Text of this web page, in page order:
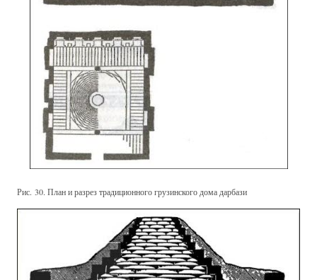
Рис. 30. План и разрез традиционного грузинского дома дарбази